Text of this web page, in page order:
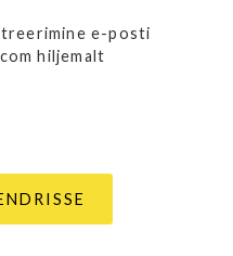
e-posti
hiljemalt